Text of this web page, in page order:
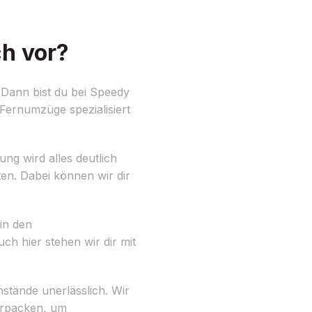
vor?
bist du bei Speedy
spezialisiert
wird alles deutlich
Dabei können wir dir
den
hier stehen wir dir mit
unerlässlich. Wir
um